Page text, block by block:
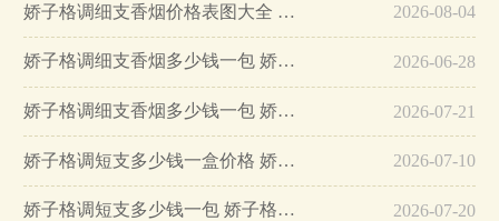
娇子格调细支香烟价格表图大全 娇子格调细支怎么样… 2026-08-04
娇子格调细支香烟多少钱一包 娇子格调细支香烟价格表图2025… 2026-06-28
娇子格调细支香烟多少钱一包 娇子格调细支怎么样… 2026-07-21
娇子格调短支多少钱一盒价格 娇子格调短支价格及参数详情… 2026-07-10
娇子格调短支多少钱一包 娇子格调短支香烟价格及参数一览… 2026-07-20